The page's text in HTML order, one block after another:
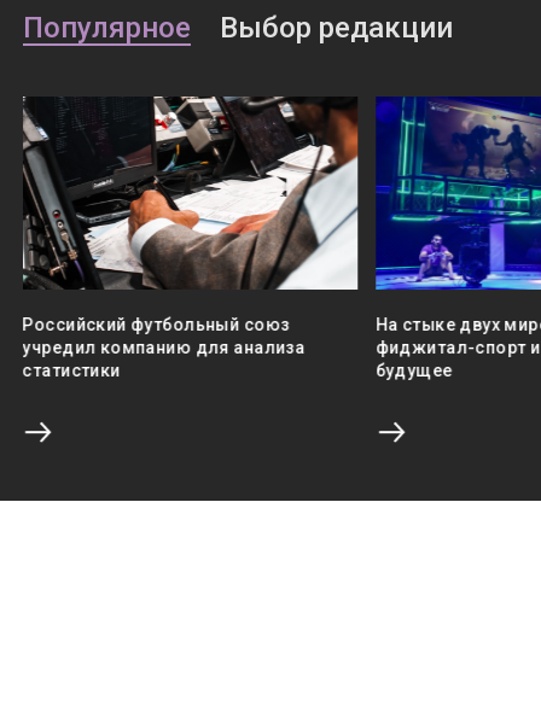
Популярное Выбор редакции
Российский футбольный союз
учредил компанию для анализа
статистики
На стыке двух
фиджитал-спорт
будущее